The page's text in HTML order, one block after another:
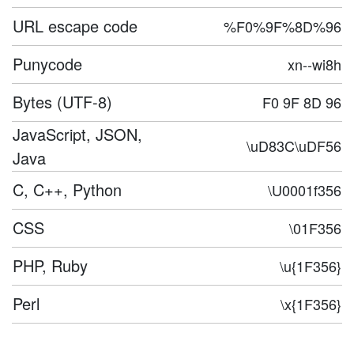
URL escape code %F0%9F%8D%96
Punycode xn--wi8h
Bytes (UTF-8) F0 9F 8D 96
JavaScript, JSON,
Java
\uD83C\uDF56
C, C++, Python \U0001f356
CSS \01F356
PHP, Ruby \u{1F356}
Perl \x{1F356}